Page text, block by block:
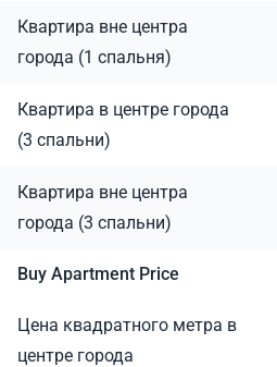
Квартира вне центра
города (1 спальня)
Квартира в центре города
(3 спальни)
Квартира вне центра
города (3 спальни)
Buy Apartment Price
Цена квадратного метра в
центре города